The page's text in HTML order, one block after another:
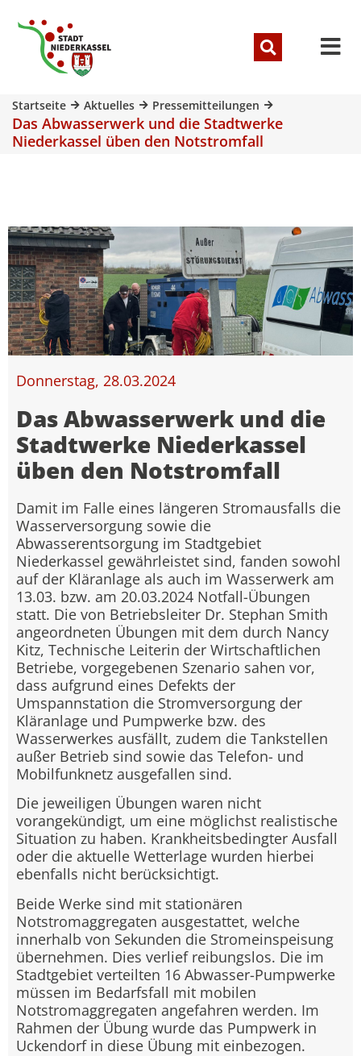
Startseite Aktuelles Pressemitteilungen
Das Abwasserwerk und die Stadtwerke
Niederkassel üben den Notstromfall
Donnerstag, 28.03.2024
Das Abwasserwerk und die
Stadtwerke Niederkassel
üben den Notstromfall
Damit im Falle eines längeren Stromausfalls die
Wasserversorgung sowie die
Abwasserentsorgung im Stadtgebiet
Niederkassel gewährleistet sind, fanden sowohl
auf der Kläranlage als auch im Wasserwerk am
13.03. bzw. am 20.03.2024 Notfall-Übungen
statt. Die von Betriebsleiter Dr. Stephan Smith
angeordneten Übungen mit dem durch Nancy
Kitz, Technische Leiterin der Wirtschaftlichen
Betriebe, vorgegebenen Szenario sahen vor,
dass aufgrund eines Defekts der
Umspannstation die Stromversorgung der
Kläranlage und Pumpwerke bzw. des
Wasserwerkes ausfällt, zudem die Tankstellen
außer Betrieb sind sowie das Telefon- und
Mobilfunknetz ausgefallen sind.
Die jeweiligen Übungen waren nicht
vorangekündigt, um eine möglichst realistische
Situation zu haben. Krankheitsbedingter Ausfall
oder die aktuelle Wetterlage wurden hierbei
ebenfalls nicht berücksichtigt.
Beide Werke sind mit stationären
Notstromaggregaten ausgestattet, welche
innerhalb von Sekunden die Stromeinspeisung
übernehmen. Dies verlief reibungslos. Die im
Stadtgebiet verteilten 16 Abwasser-Pumpwerke
müssen im Bedarfsfall mit mobilen
Notstromaggregaten angefahren werden. Im
Rahmen der Übung wurde das Pumpwerk in
Uckendorf in diese Übung mit einbezogen.